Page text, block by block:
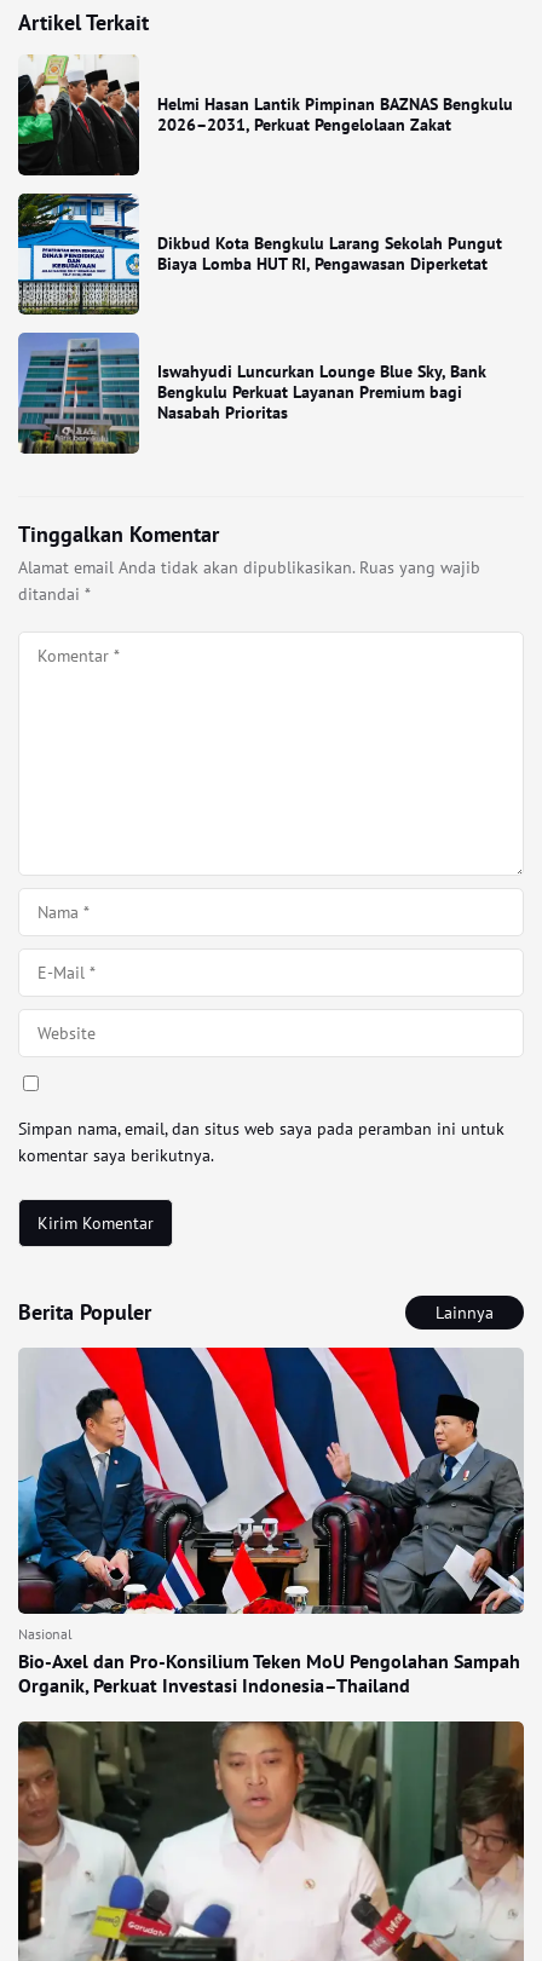
Artikel Terkait
Helmi Hasan Lantik Pimpinan BAZNAS Bengkulu
2026–2031, Perkuat Pengelolaan Zakat
Dikbud Kota Bengkulu Larang Sekolah Pungut
Biaya Lomba HUT RI, Pengawasan Diperketat
Iswahyudi Luncurkan Lounge Blue Sky, Bank
Bengkulu Perkuat Layanan Premium bagi
Nasabah Prioritas
Tinggalkan Komentar
Alamat email Anda tidak akan dipublikasikan. Ruas yang wajib
ditandai *
Simpan nama, email, dan situs web saya pada peramban ini untuk
komentar saya berikutnya.
Berita Populer Lainnya
Nasional
Bio-Axel dan Pro-Konsilium Teken MoU Pengolahan Sampah
Organik, Perkuat Investasi Indonesia–Thailand